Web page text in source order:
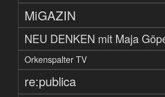
MiGAZIN
NEU DENKEN mit Maja
Orkenspalter TV
re:publica